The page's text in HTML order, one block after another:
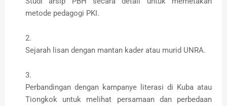
metode pedagogi PKI.
Sejarah lisan dengan mantan kader atau murid UNRA.
Perbandingan dengan kampanye literasi di Kuba atau
Tiongkok untuk melihat persamaan dan perbedaan